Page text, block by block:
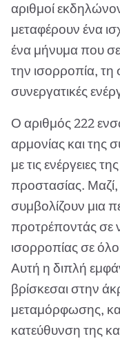
αριθμοί
μεταφέρουν ένα
ένα μήνυμα που σε
την ισορροπία, τη
συνεργατικές
Ο αριθμός 222
αρμονίας και της
με τις ενέργειες
προστασίας. Μαζί,
συμβολίζουν μια
προτρέποντάς σε
ισορροπίας σε
Αυτή η διπλή
βρίσκεσαι στην
μεταμόρφωσης,
κατεύθυνση της